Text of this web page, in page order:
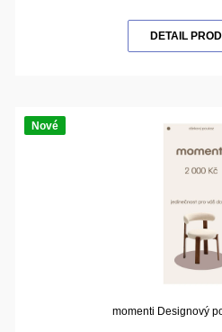
DETAIL
Nové
momenti Designový